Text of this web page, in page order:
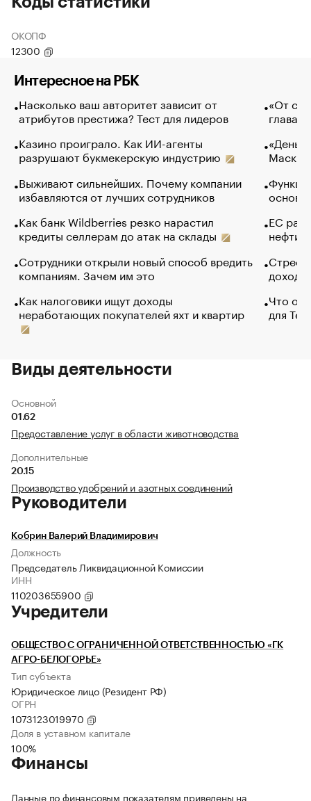
ОКОПФ
12300
Интересное на РБК
Насколько ваш авторитет зависит от
атрибутов престижа? Тест для лидеров
Казино проиграло. Как ИИ-агенты
разрушают букмекерскую индустрию
Выживают сильнейших. Почему компании
избавляются от лучших сотрудников
Как банк Wildberries резко нарастил
кредиты селлерам до атак на склады
Сотрудники открыли новый способ вредить
компаниям. Зачем им это
Как налоговики ищут доходы
неработающих покупателей яхт и квартир
«От
глава
Маск в
основ
ЕС
нефти
Что
для
Виды деятельности
Основной
01.62
Предоставление услуг в области животноводства
Дополнительные
20.15
Производство удобрений и азотных соединений
Руководители
Кобрин Валерий Владимирович
Должность
Председатель Ликвидационной Комиссии
ИНН
110203655900
Учредители
ОБЩЕСТВО С ОГРАНИЧЕННОЙ ОТВЕТСТВЕННОСТЬЮ «ГК
АГРО-БЕЛОГОРЬЕ»
Тип субъекта
Юридическое лицо (Резидент РФ)
ОГРН
1073123019970
Доля в уставном капитале
100%
Финансы
Данные по финансовым показателям приведены на